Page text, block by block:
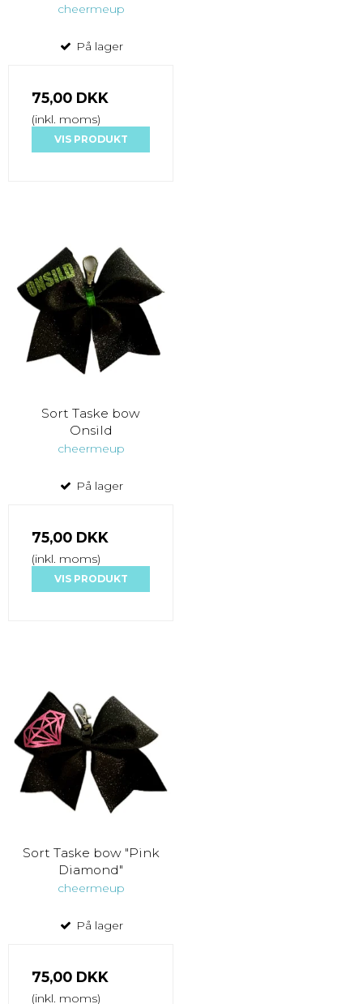
cheermeup
På lager
75,00 DKK
(inkl. moms)
VIS PRODUKT
Sort Taske bow
Onsild
cheermeup
På lager
75,00 DKK
(inkl. moms)
VIS PRODUKT
Sort Taske bow "Pink
Diamond"
cheermeup
På lager
75,00 DKK
(inkl. moms)